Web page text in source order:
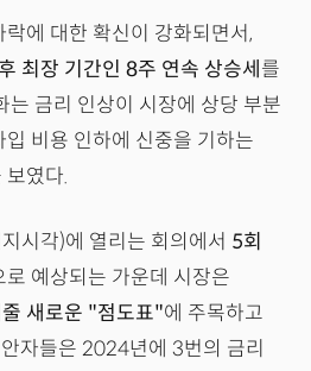
에 대한 확신이 강화되면서,
최장 기간인 8주 연속 상승세 를
는 금리 인상이 시장에 상당 부분
비용 인하에 신중을 기하는
보였다.
시각)에 열리는 회의에서 5회
로 예상되는 가운데 시장은
새로운 "점도표"에 주목하고
자들은 2024년에 3번의 금리